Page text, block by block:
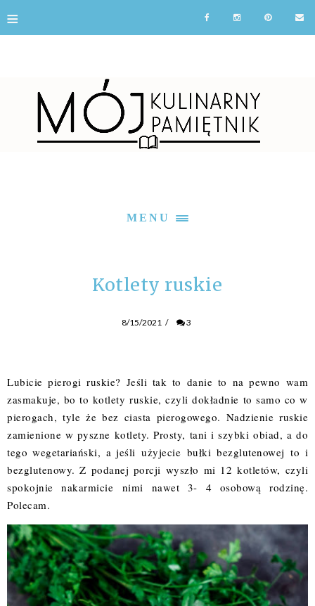
≡
MENU
Kotlety ruskie
8/15/2021 / 3
Lubicie pierogi ruskie? Jeśli tak to danie to na pewno wam
zasmakuje, bo to kotlety ruskie, czyli dokładnie to samo co w
pierogach, tyle że bez ciasta pierogowego. Nadzienie ruskie
zamienione w pyszne kotlety. Prosty, tani i szybki obiad, a do
tego wegetariański, a jeśli użyjecie bułki bezglutenowej to i
bezglutenowy. Z podanej porcji wyszło mi 12 kotletów, czyli
spokojnie nakarmicie nimi nawet 3- 4 osobową rodzinę.
Polecam.